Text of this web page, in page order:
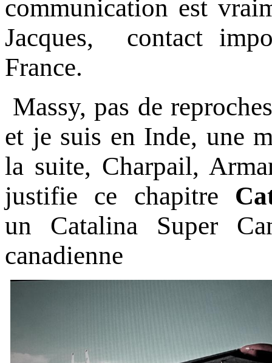
communication est
Jacques, contact
France.
Massy, pas de
et je suis en Inde, une
la suite, Charpail,
justifie ce chapitre
un Catalina Super
canadienne